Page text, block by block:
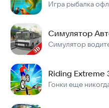
Симулятор
Riding Extreme